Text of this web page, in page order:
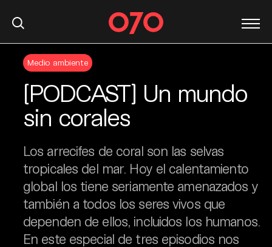
Medio ambiente
[PODCAST] Un mundo
sin corales
Los arrecifes de coral son las selvas
tropicales del mar. Hoy el calentamiento
global los tiene seriamente amenazados y
también a todos los seres vivos que
dependen de ellos, incluidos los humanos.
En este especial de tres episodios nos